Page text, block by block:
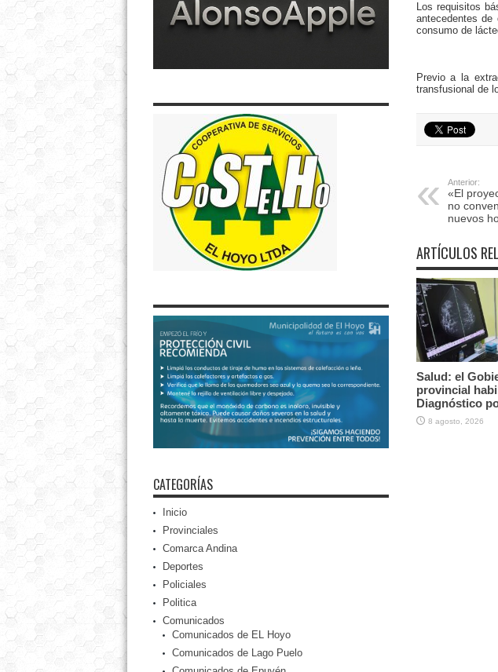
Los requisitos
antecedentes
consumo de
Previo a la
transfusional de
Anterior:
«El
no
nuevos
ARTÍCULOS
Salud: el
provincial
Diagnóstico
8 agosto, 2026
CATEGORÍAS
Inicio
Provinciales
Comarca Andina
Deportes
Policiales
Politica
Comunicados
Comunicados de EL Hoyo
Comunicados de Lago Puelo